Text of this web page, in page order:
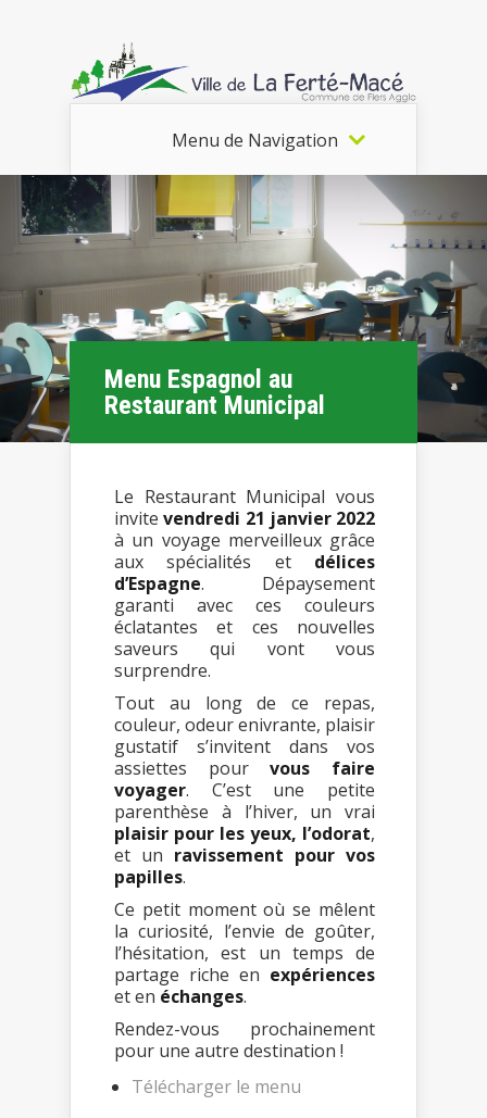
Menu de Navigation
Menu Espagnol au
Restaurant Municipal
Le Restaurant Municipal vous
invitevendredi 21 janvier 2022
à un voyage merveilleux grâce
aux spécialités et délices
d’Espagne. Dépaysement
garanti avec ces couleurs
éclatantes et ces nouvelles
saveurs qui vont vous
surprendre.
Tout au long de ce repas,
couleur, odeur enivrante, plaisir
gustatif s’invitent dans vos
assiettes pourvous faire
voyager. C’est une petite
parenthèse à l’hiver, un vrai
plaisir pour les yeux, l’odorat,
et un ravissement pour vos
papilles.
Ce petit moment où se mêlent
la curiosité, l’envie de goûter,
l’hésitation, est un temps de
partage riche en expériences
et en échanges.
Rendez-vous prochainement
pour une autre destination !
Télécharger le menu